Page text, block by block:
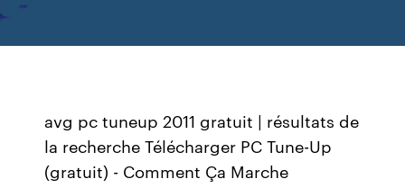
avg pc tuneup 2011 gratuit | résultats de
la recherche Télécharger PC Tune-Up
(gratuit) - Comment Ça Marche